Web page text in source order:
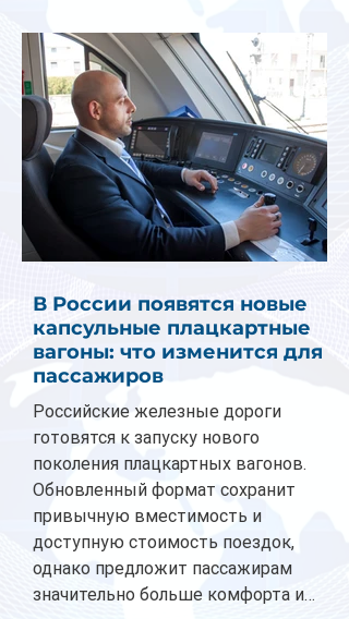
В России появятся новые
капсульные плацкартные
вагоны: что изменится для
пассажиров
Российские железные дороги
готовятся к запуску нового
поколения плацкартных вагонов.
Обновленный формат сохранит
привычную вместимость и
доступную стоимость поездок,
однако предложит пассажирам
значительно больше комфорта и